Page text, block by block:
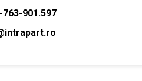
763-901.597